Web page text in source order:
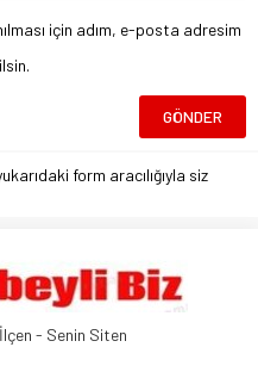
için adım, e-posta adresim
form aracılığıyla siz
- Senin Siten